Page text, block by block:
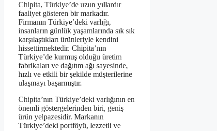
Chipita, Türkiye’de uzun yıllardır
faaliyet gösteren bir markadır.
Firmanın Türkiye’deki varlığı,
insanların günlük yaşamlarında sık sık
karşılaştıkları ürünleriyle kendini
hissettirmektedir. Chipita’nın
Türkiye’de kurmuş olduğu üretim
fabrikaları ve dağıtım ağı sayesinde,
hızlı ve etkili bir şekilde müşterilerine
ulaşmayı başarmıştır.
Chipita’nın Türkiye’deki varlığının en
önemli göstergelerinden biri, geniş
ürün yelpazesidir. Markanın
Türkiye’deki portföyü, lezzetli ve